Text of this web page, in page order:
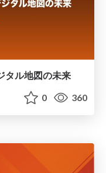
タル地図の未来
0 360